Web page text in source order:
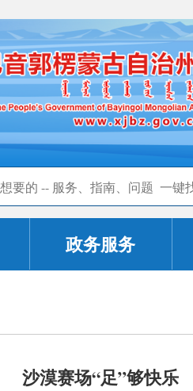
政务服务
沙漠赛场“足”够快乐